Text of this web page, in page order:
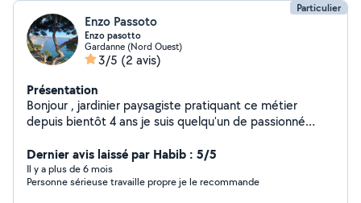
Particulier
Enzo Passoto
Enzo pasotto
Gardanne (Nord Ouest)
3/5 (2 avis)
Présentation
Bonjour , jardinier paysagiste pratiquant ce métier
depuis bientôt 4 ans je suis quelqu'un de passionné
attentes cordialement
Dernier avis laissé par Habib : 5/5
Il y a plus de 6 mois
Personne sérieuse travaille propre je le recommande